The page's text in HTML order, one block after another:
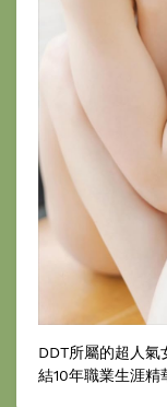
DDT所屬的超人
結10年職業生涯精